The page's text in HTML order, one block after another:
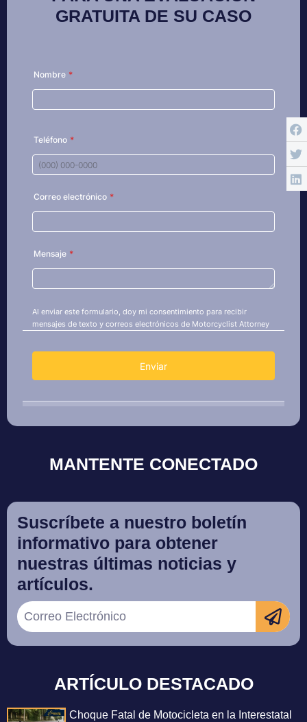
GRATUITA DE SU CASO
MANTENTE CONECTADO
Suscríbete a nuestro boletín
informativo para obtener
nuestras últimas noticias y
artículos.
ARTÍCULO DESTACADO
Choque Fatal de Motocicleta en la Interestatal